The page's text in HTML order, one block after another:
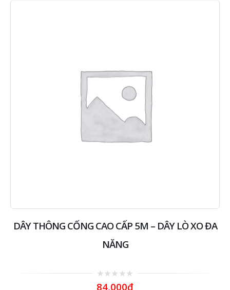
DÂY THÔNG CỐNG CAO CẤP 5M – DÂY LÒ XO ĐA
NĂNG
084,000₫